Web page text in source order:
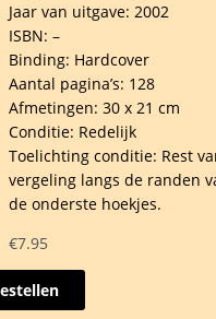
Jaar van uitgave: 2002
ISBN: –
Binding: Hardcover
Aantal pagina’s: 128
Afmetingen: 30 x 21 cm
Conditie: Redelijk
Toelichting conditie: Rest
vergeling langs de randen
de onderste hoekjes.
€7.95